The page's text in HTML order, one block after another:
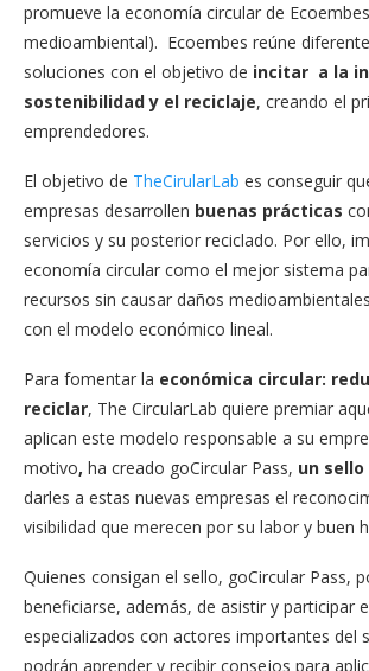
promueve la economía circular de
medioambiental). Ecoembes reúne
soluciones con el objetivo de incitar a la
sostenibilidad y el reciclaje, creando el
emprendedores.
El objetivo de TheCirularLab es conseguir
empresas desarrollen buenas prácticas
servicios y su posterior reciclado. Por ello,
economía circular como el mejor sistema
recursos sin causar daños
con el modelo económico lineal.
Para fomentar la económica circular:
reciclar, The CircularLab quiere premiar
aplican este modelo responsable a su
motivo, ha creado goCircular Pass, un
darles a estas nuevas empresas el
visibilidad que merecen por su labor y buen
Quienes consigan el sello, goCircular Pass,
beneficiarse, además, de asistir y participar
especializados con actores importantes del
podrán aprender y recibir consejos para